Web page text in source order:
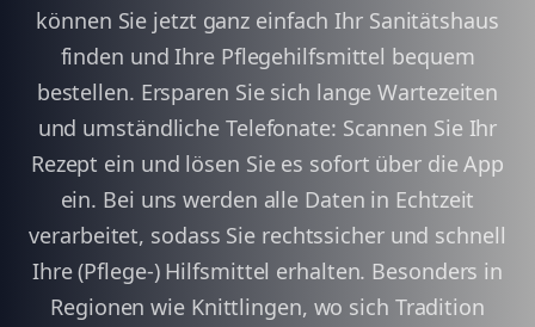
können Sie jetzt ganz einfach Ihr Sanitätshaus
finden und Ihre Pflegehilfsmittel bequem
bestellen. Ersparen Sie sich lange Wartezeiten
und umständliche Telefonate: Scannen Sie Ihr
Rezept ein und lösen Sie es sofort über die App
ein. Bei uns werden alle Daten in Echtzeit
verarbeitet, sodass Sie rechtssicher und schnell
Ihre (Pflege-) Hilfsmittel erhalten. Besonders in
Regionen wie Knittlingen, wo sich Tradition